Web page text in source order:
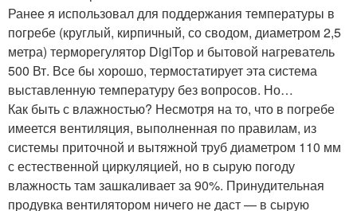
Ранее я использовал для поддержания температуры в
погребе (круглый, кирпичный, со сводом, диаметром 2,5
метра) терморегулятор DigiTop и бытовой нагреватель
500 Вт. Все бы хорошо, термостатирует эта система
выставленную температуру без вопросов. Но…
Как быть с влажностью? Несмотря на то, что в погребе
имеется вентиляция, выполненная по правилам, из
системы приточной и вытяжной труб диаметром 110 мм
с естественной циркуляцией, но в сырую погоду
влажность там зашкаливает за 90%. Принудительная
продувка вентилятором ничего не даст — в сырую